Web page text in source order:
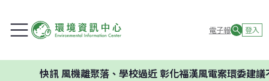
電子報 登入
風機離聚落、學校過近 彰化福漢風電案環委建議不應開發